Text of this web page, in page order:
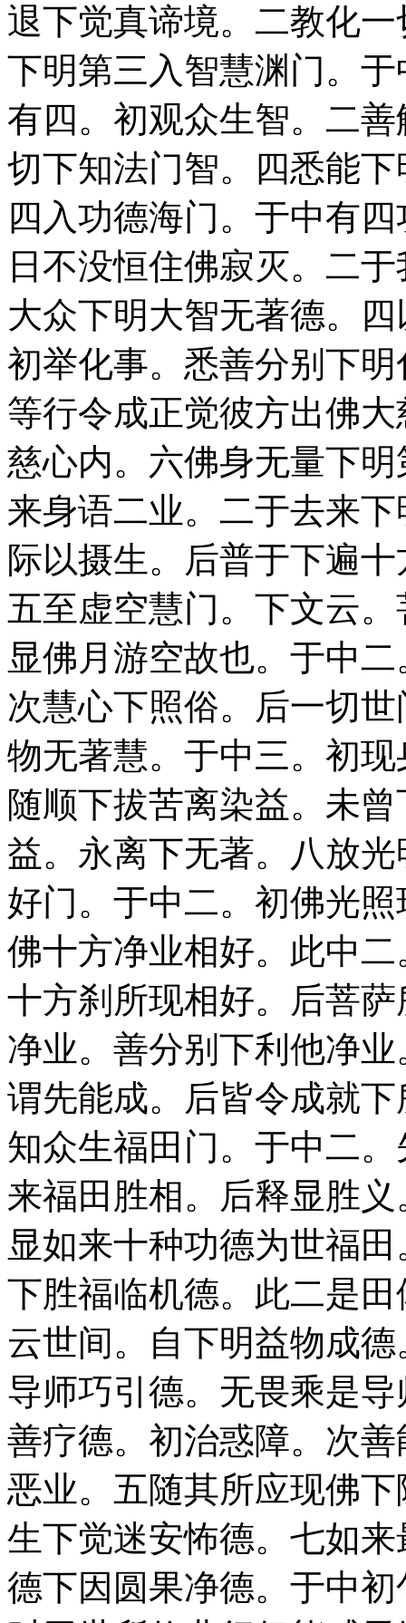
退下觉真谛境。二教化
下明第三入智慧渊门。
有四。初观众生智。二
切下知法门智。四悉能
四入功德海门。于中有
日不没恒住佛寂灭。二
大众下明大智无著德。
初举化事。悉善分别下
等行令成正觉彼方出佛
慈心内。六佛身无量下
来身语二业。二于去来
际以摄生。后普于下遍
五至虚空慧门。下文云
显佛月游空故也。于中
次慧心下照俗。后一切
物无著慧。于中三。初
随顺下拔苦离染益。未
益。永离下无著。八放
好门。于中二。初佛光
佛十方净业相好。此中
十方刹所现相好。后菩
净业。善分别下利他净
谓先能成。后皆令成就
知众生福田门。于中二
来福田胜相。后释显胜
显如来十种功德为世福
下胜福临机德。此二是
云世间。自下明益物成
导师巧引德。无畏乘是
善疗德。初治惑障。次
恶业。五随其所应现佛
生下觉迷安怖德。七如
德下因圆果净德。于中